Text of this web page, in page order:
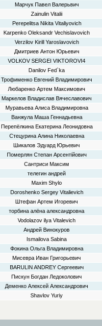
Марчук Павел Валерьвич
Zainulin Vitalii
Perepelitsa Nikita Vitaliyovich
Karpenko Oleksandr Vechislavovich
Verzilov Kirill Yaroslavovich
Дмитриев Антон Юрьевич
VOLKOV SERGEI VIKTOROVI4
Danilov Fed`ka
Трофименко Евгений Владимирович
Любаренко Артем Максимович
Маркелов Владислав Вячеславович
Муравьева Алиса Владимировна
Ванжула Маша Геннадьевна
Перепёлкина Екатерина Леонидовна
Стецурина Алина Николаевна
Шикалов Эдуард Юрьевич
Померлян Степан Арсентійович
Сантриси Максим
телегин андрей
Maxim Shylo
Doroshenko Sergey Vitalievich
Штефан Артем Игоревич
торбина алёна александровна
Vodolazov ilya Vitalevich
Андрей Винокуров
Ismailova Sabina
Фокина Ольга Владимировна
Мисевра Иван Григорьевич
BARULIN ANDREY Сергеевич
Пискун Богдан Ледоколович
Деменко Алексей Александрович
Shavlov Yuriy